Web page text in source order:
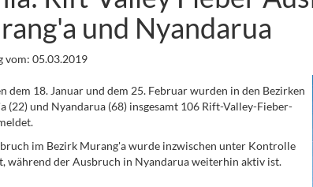
und Nyandarua
vom: 05.03.2019
dem 18. Januar und dem 25. Februar wurden in den Bezirken
(22) und Nyandarua (68) insgesamt 106 Rift-Valley-Fieber-
im Bezirk Murang'a wurde inzwischen unter Kontrolle
während der Ausbruch in Nyandarua weiterhin aktiv ist.